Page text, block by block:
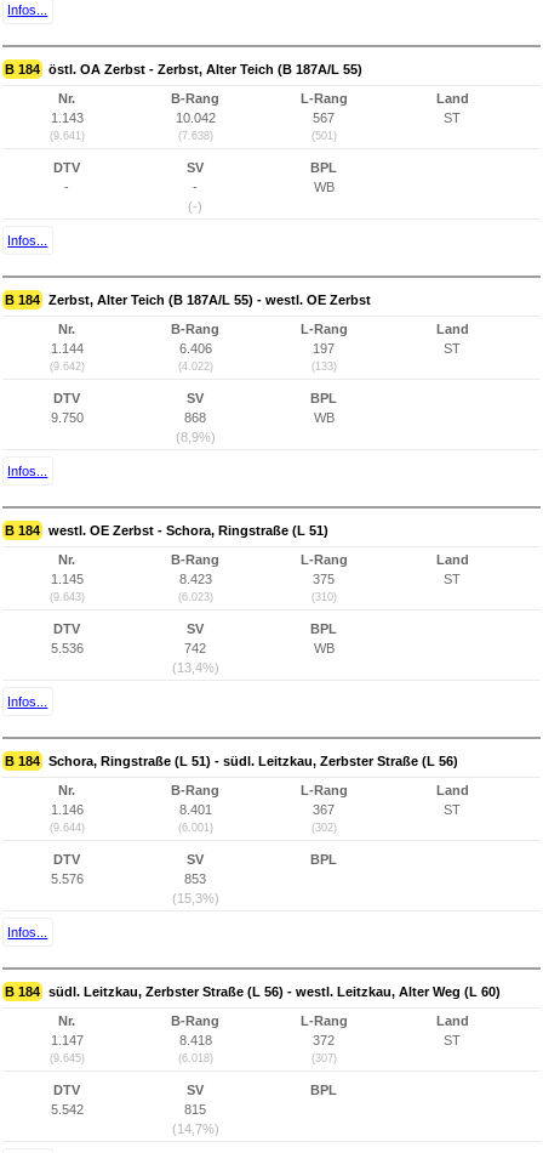
Infos...
B 184 östl. OA Zerbst - Zerbst, Alter Teich (B 187A/L 55)
Nr.
1.143
(9.641)
B-Rang
10.042
(7.638)
L-Rang
567
(501)
Land
ST
DTV
-
SV
-
(-)
BPL
WB
Infos...
B 184 Zerbst, Alter Teich (B 187A/L 55) - westl. OE Zerbst
Nr.
1.144
(9.642)
B-Rang
6.406
(4.022)
L-Rang
197
(133)
Land
ST
DTV
9.750
SV
868
(8,9%)
BPL
WB
Infos...
B 184 westl. OE Zerbst - Schora, Ringstraße (L 51)
Nr.
1.145
(9.643)
B-Rang
8.423
(6.023)
L-Rang
375
(310)
Land
ST
DTV
5.536
SV
742
(13,4%)
BPL
WB
Infos...
B 184 Schora, Ringstraße (L 51) - südl. Leitzkau, Zerbster Straße (L 56)
Nr.
1.146
(9.644)
B-Rang
8.401
(6.001)
L-Rang
367
(302)
Land
ST
DTV
5.576
SV
853
(15,3%)
BPL
Infos...
B 184 südl. Leitzkau, Zerbster Straße (L 56) - westl. Leitzkau, Alter Weg (L 60)
Nr.
1.147
(9.645)
B-Rang
8.418
(6.018)
L-Rang
372
(307)
Land
ST
DTV
5.542
SV
815
(14,7%)
BPL